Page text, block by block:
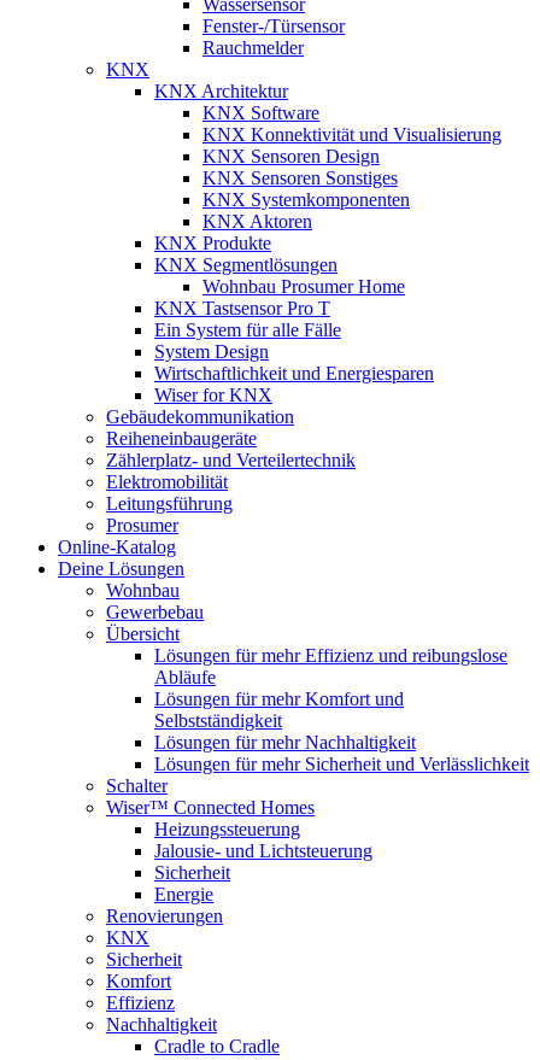
Fenster-/Türsensor
Rauchmelder
KNX
KNX Architektur
KNX Software
KNX Konnektivität und Visualisierung
KNX Sensoren Design
KNX Sensoren Sonstiges
KNX Systemkomponenten
KNX Aktoren
KNX Produkte
KNX Segmentlösungen
Wohnbau Prosumer Home
KNX Tastsensor Pro T
Ein System für alle Fälle
System Design
Wirtschaftlichkeit und Energiesparen
Wiser for KNX
Gebäudekommunikation
Reiheneinbaugeräte
Zählerplatz- und Verteilertechnik
Elektromobilität
Leitungsführung
Prosumer
Online-Katalog
Deine Lösungen
Wohnbau
Gewerbebau
Übersicht
Lösungen für mehr Effizienz und reibungslose
Abläufe
Lösungen für mehr Komfort und
Selbstständigkeit
Lösungen für mehr Nachhaltigkeit
Lösungen für mehr Sicherheit und Verlässlichkeit
Schalter
Wiser™ Connected Homes
Heizungssteuerung
Jalousie- und Lichtsteuerung
Sicherheit
Energie
Renovierungen
KNX
Sicherheit
Komfort
Effizienz
Nachhaltigkeit
Cradle to Cradle